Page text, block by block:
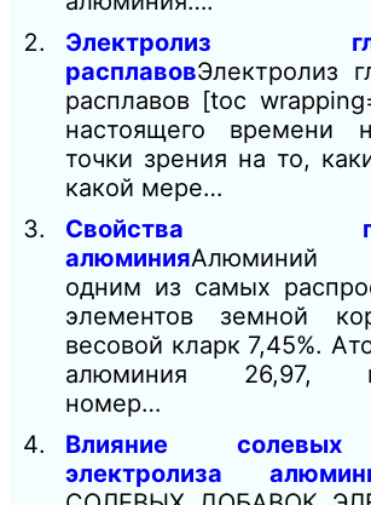
Электролиз
расплавовЭлектролиз
расплавов [toc
настоящего времени
точки зрения на то,
какой мере…
Свойства
алюминияАлюминий
одним из самых
элементов земной
весовой кларк 7,45%.
алюминия 26,97,
номер…
Влияние солевых
электролиза